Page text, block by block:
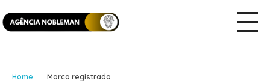
Home Marca registrada